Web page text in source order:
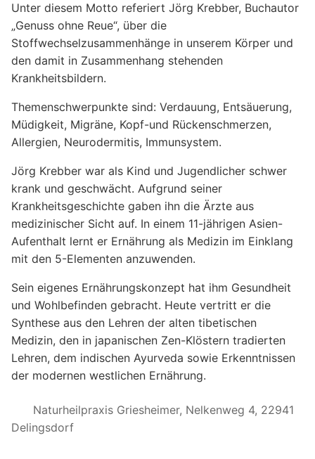
Unter diesem Motto referiert Jörg Krebber, Buchautor
„Genuss ohne Reue“, über die
Stoffwechselzusammenhänge in unserem Körper und
den damit in Zusammenhang stehenden
Krankheitsbildern.
Themenschwerpunkte sind: Verdauung, Entsäuerung,
Müdigkeit, Migräne, Kopf-und Rückenschmerzen,
Allergien, Neurodermitis, Immunsystem.
Jörg Krebber war als Kind und Jugendlicher schwer
krank und geschwächt. Aufgrund seiner
Krankheitsgeschichte gaben ihn die Ärzte aus
medizinischer Sicht auf. In einem 11-jährigen Asien-
Aufenthalt lernt er Ernährung als Medizin im Einklang
mit den 5-Elementen anzuwenden.
Sein eigenes Ernährungskonzept hat ihm Gesundheit
und Wohlbefinden gebracht. Heute vertritt er die
Synthese aus den Lehren der alten tibetischen
Medizin, den in japanischen Zen-Klöstern tradierten
Lehren, dem indischen Ayurveda sowie Erkenntnissen
der modernen westlichen Ernährung.
Naturheilpraxis Griesheimer, Nelkenweg 4, 22941
Delingsdorf